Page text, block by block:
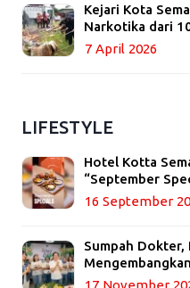
Kejari Kota
Narkotika dari
7 April 2026
LIFESTYLE
Hotel Kotta
“September
16 September
Sumpah Dokter,
17 November